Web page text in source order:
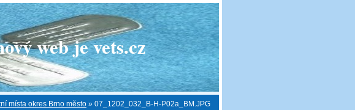
web je vets.cz
místa okres Brno město » 07_1202_032_B-H-P02a_BM.JPG